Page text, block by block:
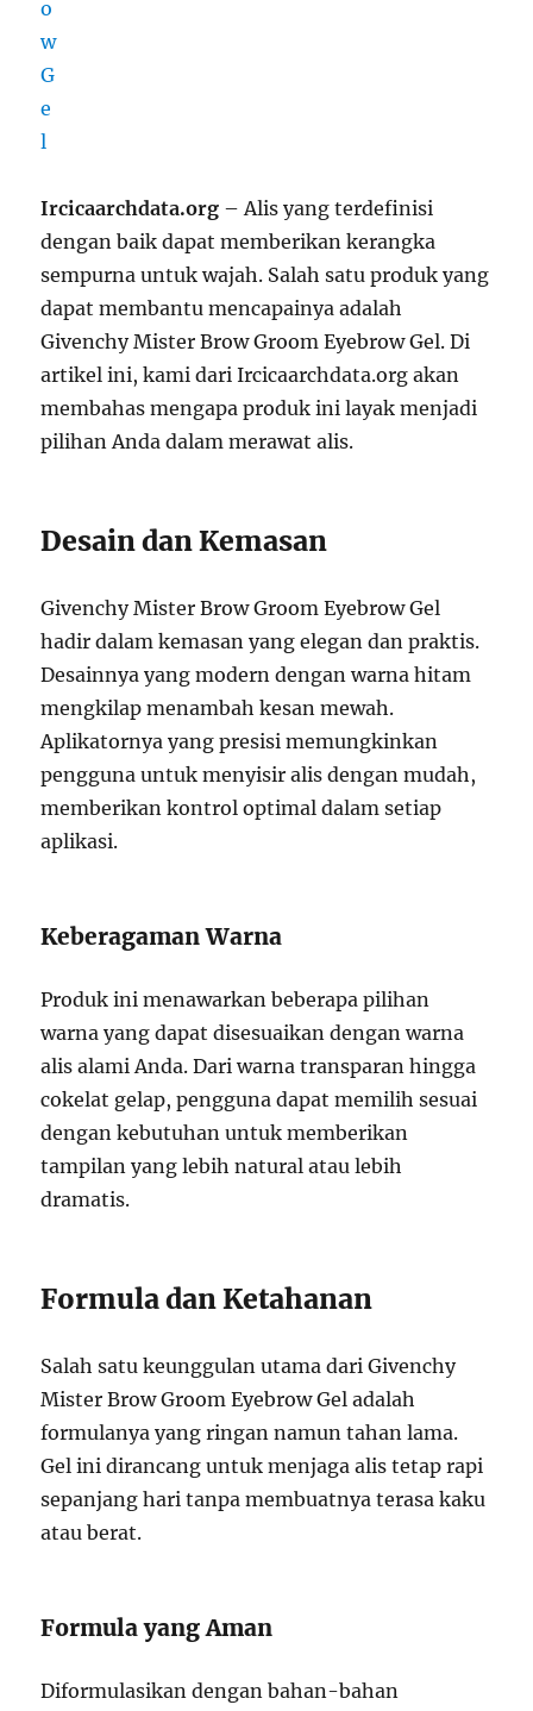
Ircicaarchdata.org – Alis yang terdefinisi
dengan baik dapat memberikan kerangka
sempurna untuk wajah. Salah satu produk yang
dapat membantu mencapainya adalah
Givenchy Mister Brow Groom Eyebrow Gel. Di
artikel ini, kami dari Ircicaarchdata.org akan
membahas mengapa produk ini layak menjadi
pilihan Anda dalam merawat alis.
Desain dan Kemasan
Givenchy Mister Brow Groom Eyebrow Gel
hadir dalam kemasan yang elegan dan praktis.
Desainnya yang modern dengan warna hitam
mengkilap menambah kesan mewah.
Aplikatornya yang presisi memungkinkan
pengguna untuk menyisir alis dengan mudah,
memberikan kontrol optimal dalam setiap
aplikasi.
Keberagaman Warna
Produk ini menawarkan beberapa pilihan
warna yang dapat disesuaikan dengan warna
alis alami Anda. Dari warna transparan hingga
cokelat gelap, pengguna dapat memilih sesuai
dengan kebutuhan untuk memberikan
tampilan yang lebih natural atau lebih
dramatis.
Formula dan Ketahanan
Salah satu keunggulan utama dari Givenchy
Mister Brow Groom Eyebrow Gel adalah
formulanya yang ringan namun tahan lama.
Gel ini dirancang untuk menjaga alis tetap rapi
sepanjang hari tanpa membuatnya terasa kaku
atau berat.
Formula yang Aman
Diformulasikan dengan bahan-bahan